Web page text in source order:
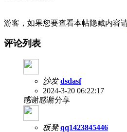
游客，如果您要查看本帖隐藏内容
评论列表
沙发 dsdasf
2024-3-20 06:22:17
感谢感谢分享
板凳 qq1423845446